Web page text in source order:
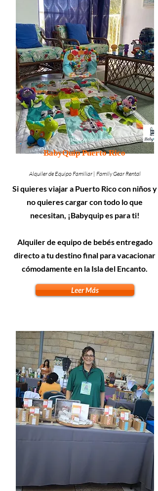
BabyQuip Puerto Rico
Alquiler de Equipo Familiar | Family Gear Rental
Si quieres viajar a Puerto Rico con niños y
no quieres cargar con todo lo que
necesitan, ¡Babyquip es para ti!
Alquiler de equipo de bebés entregado
directo a tu destino final para vacacionar
cómodamente en la Isla del Encanto.
Leer Más